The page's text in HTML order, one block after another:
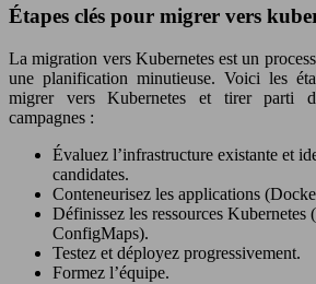
Étapes clés pour migrer vers
La migration vers Kubernetes est un
une planification minutieuse. Voici les
migrer vers Kubernetes et tirer parti
campagnes :
Évaluez l’infrastructure existante et
candidates.
Conteneurisez les applications
Définissez les ressources Kubernetes
ConfigMaps).
Testez et déployez progressivement.
Formez l’équipe.